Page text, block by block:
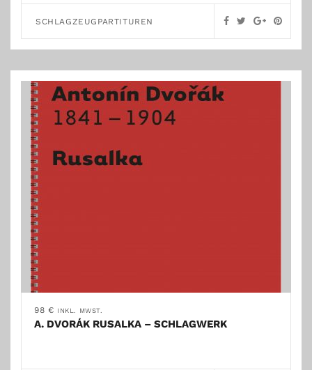
SCHLAGZEUGPARTITUREN
98 € INKL. MWST.
A. DVORÁK RUSALKA – SCHLAGWERK